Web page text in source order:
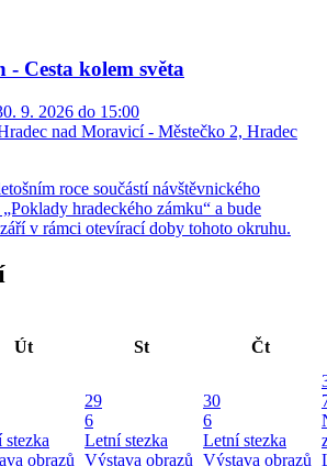
- Cesta kolem světa
9. 2026 do 15:00
nad Moravicí - Městečko 2, Hradec
roce součástí návštěvnického
hradeckého zámku“ a bude
v rámci otevírací doby tohoto okruhu.
Út St Čt
stezka
obrazů
29
6
Letní stezka
Výstava obrazů
30
6
Letní stezka
Výstava obrazů